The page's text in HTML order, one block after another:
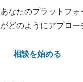
あなたのプラットフ
がどのようにアプロー
相談を始める